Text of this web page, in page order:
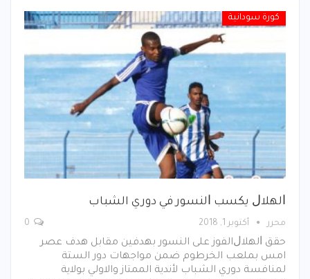
كورة سودانية
ﺍﻟﻬﻼﻝ ﻳﻜﺴﺐ ﺍلنسور في دوري الشباب
محرر أكتوبر 1, 2018
ﺣﻘﻖ ﺍﻟﻬﻼﻝالفوز على النسور بهدفين مقابل هدف عصر
امس بملعب الخرطوم ضمن مواجهات دور الستة
لمنافسة دوري الشباب لأندية الممتاز والاولي بولاية